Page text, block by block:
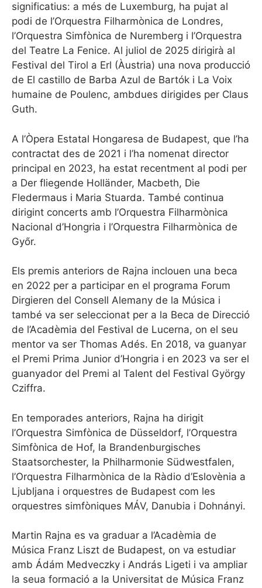
significatius: a més de Luxemburg, ha pujat al
podi de l’Orquestra Filharmònica de Londres,
l’Orquestra Simfònica de Nuremberg i l’Orquestra
del Teatre La Fenice. Al juliol de 2025 dirigirà al
Festival del Tirol a Erl (Àustria) una nova producció
de El castillo de Barba Azul de Bartók i La Voix
humaine de Poulenc, ambdues dirigides per Claus
Guth.
A l’Òpera Estatal Hongaresa de Budapest, que l’ha
contractat des de 2021 i l’ha nomenat director
principal en 2023, ha estat recentment al podi per
a Der fliegende Holländer, Macbeth, Die
Fledermaus i Maria Stuarda. També continua
dirigint concerts amb l’Orquestra Filharmònica
Nacional d’Hongria i l’Orquestra Filharmònica de
Győr.
Els premis anteriors de Rajna inclouen una beca
en 2022 per a participar en el programa Forum
Dirgieren del Consell Alemany de la Música i
també va ser seleccionat per a la Beca de Direcció
de l’Acadèmia del Festival de Lucerna, on el seu
mentor va ser Thomas Adés. En 2018, va guanyar
el Premi Prima Junior d’Hongria i en 2023 va ser el
guanyador del Premi al Talent del Festival György
Cziffra.
En temporades anteriors, Rajna ha dirigit
l’Orquestra Simfònica de Düsseldorf, l’Orquestra
Simfònica de Hof, la Brandenburgisches
Staatsorchester, la Philharmonie Südwestfalen,
l’Orquestra Filharmònica de la Ràdio d’Eslovènia a
Ljubljana i orquestres de Budapest com les
orquestres simfòniques MÁV, Danubia i Dohnányi.
Martin Rajna es va graduar a l’Acadèmia de
Música Franz Liszt de Budapest, on va estudiar
amb Ádám Medveczky i András Ligeti i va ampliar
la seua formació a la Universitat de Música Franz